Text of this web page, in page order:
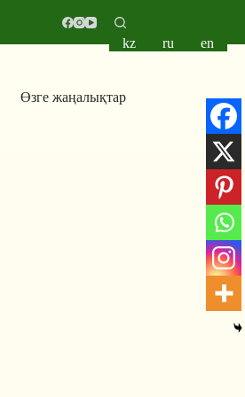
Өзге жаңалықтар
kz ru en